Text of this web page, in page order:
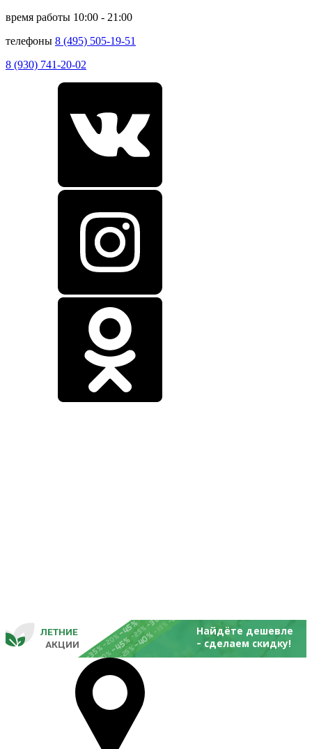
время работы 10:00 - 21:00
телефоны 8 (495) 505-19-51
8 (930) 741-20-02
-20%
-25%
-45%
-35%-20%
-25%
-45%
-30%
-15%
-20%
-25%
-40%
АКЦИИ
ЛЕТНИЕ Найдёте дешевле
- сделаем